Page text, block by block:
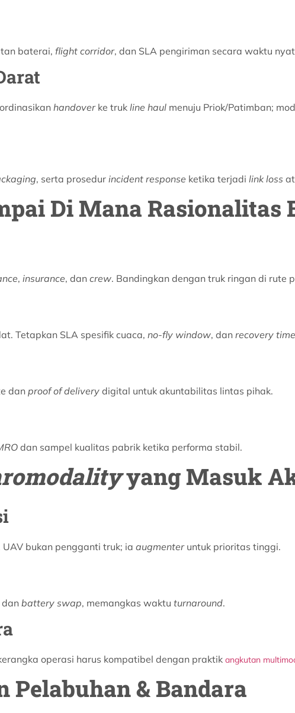
baterai, flight corridor, dan SLA pengiriman secara waktu
handoverke truk line haul menuju Priok/Patimban;
, serta prosedur incident response ketika terjadi link loss
Di Mana Rasionalitas
, insurance, dan crew. Bandingkan dengan truk ringan di rute
Tetapkan SLA spesifik cuaca, no-fly window, dan recovery
danproof of delivery digital untuk akuntabilitas lintas pihak.
dan sampel kualitas pabrik ketika performa stabil.
yang Masuk
bukan pengganti truk; ia augmenteruntuk prioritas tinggi.
dan battery swap, memangkas waktu turnaround.
operasi harus kompatibel dengan praktik angkutan
Pelabuhan & Bandara